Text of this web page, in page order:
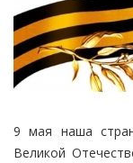
9 мая наша
Великой